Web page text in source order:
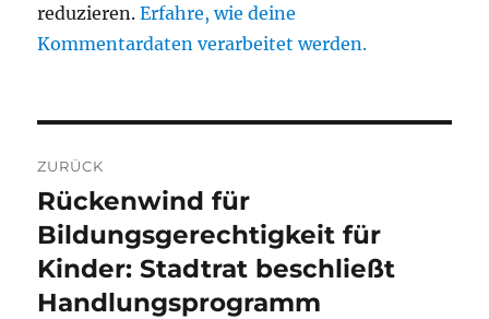
reduzieren.Erfahre, wie deine
Kommentardaten verarbeitet werden.
ZURÜCK
Vorheriger
Beitrag:
Rückenwind für
Bildungsgerechtigkeit für
Kinder: Stadtrat beschließt
Handlungsprogramm